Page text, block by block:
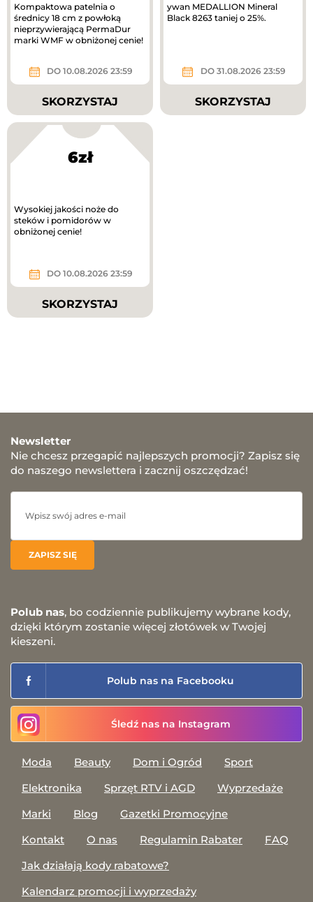
Kompaktowa patelnia o
średnicy 18 cm z powłoką
nieprzywierającą PermaDur
marki WMF w obniżonej cenie!
DO 10.08.2026 23:59
SKORZYSTAJ
ywan MEDALLION Mineral
Black 8263 taniej o 25%.
DO 31.08.2026 23:59
SKORZYSTAJ
6zł
Wysokiej jakości noże do
steków i pomidorów w
obniżonej cenie!
DO 10.08.2026 23:59
SKORZYSTAJ
Newsletter
Nie chcesz przegapić najlepszych promocji? Zapisz się
do naszego newslettera i zacznij oszczędzać!
Polub nas, bo codziennie publikujemy wybrane kody,
dzięki którym zostanie więcej złotówek w Twojej
kieszeni.
Polub nas na Facebooku
Śledź nas na Instagram
Moda Beauty Dom i Ogród
Sport
Elektronika
Sprzęt RTV i AGD
Wyprzedaże
Marki
Blog
Gazetki Promocyjne
Kontakt
O nas Regulamin Rabater
FAQ
Jak działają kody rabatowe?
Kalendarz promocji i wyprzedaży